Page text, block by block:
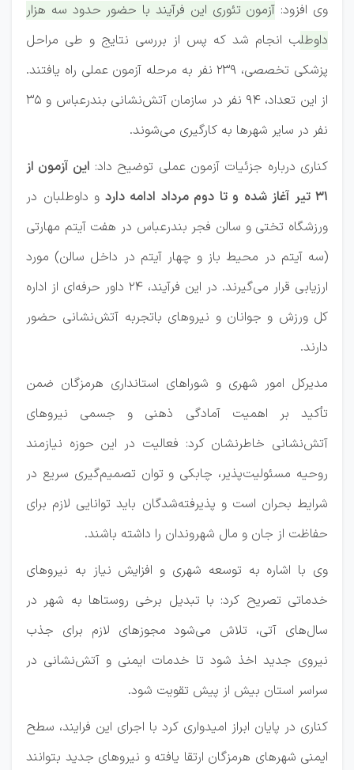
وی افزود: آزمون تئوری این فرآیند با حضور حدود سه هزار
داوطلب انجام شد که پس از بررسی نتایج و طی مراحل
پزشکی تخصصی، ۲۳۹ نفر به مرحله آزمون عملی راه یافتند.
از این تعداد، ۹۴ نفر در سازمان آتش‌نشانی بندرعباس و ۳۵
نفر در سایر شهرها به کارگیری می‌شوند.
کناری درباره جزئیات آزمون عملی توضیح داد: این آزمون از
۳۱ تیر آغاز شده و تا دوم مرداد ادامه دارد
و داوطلبان در
ورزشگاه تختی و سالن فجر بندرعباس در هفت آیتم مهارتی
(سه آیتم در محیط باز و چهار آیتم در داخل سالن) مورد
ارزیابی قرار می‌گیرند. در این فرآیند، ۲۴ داور حرفه‌ای از اداره
کل ورزش و جوانان و نیروهای باتجربه آتش‌نشانی حضور
دارند.
مدیرکل امور شهری و شوراهای استانداری هرمزگان ضمن
تأکید بر اهمیت آمادگی ذهنی و جسمی نیروهای
آتش‌نشانی خاطرنشان کرد: فعالیت در این حوزه نیازمند
روحیه مسئولیت‌پذیر، چابکی و توان تصمیم‌گیری سریع در
شرایط بحران است و پذیرفته‌شدگان باید توانایی لازم برای
حفاظت از جان و مال شهروندان را داشته باشند.
وی با اشاره به توسعه شهری و افزایش نیاز به نیروهای
خدماتی تصریح کرد: با تبدیل برخی روستاها به شهر در
سال‌های آتی، تلاش می‌شود مجوزهای لازم برای جذب
نیروی جدید اخذ شود تا خدمات ایمنی و آتش‌نشانی در
سراسر استان بیش از پیش تقویت شود.
کناری در پایان ابراز امیدواری کرد با اجرای این فرایند، سطح
ایمنی شهرهای هرمزگان ارتقا یافته و نیروهای جدید بتوانند